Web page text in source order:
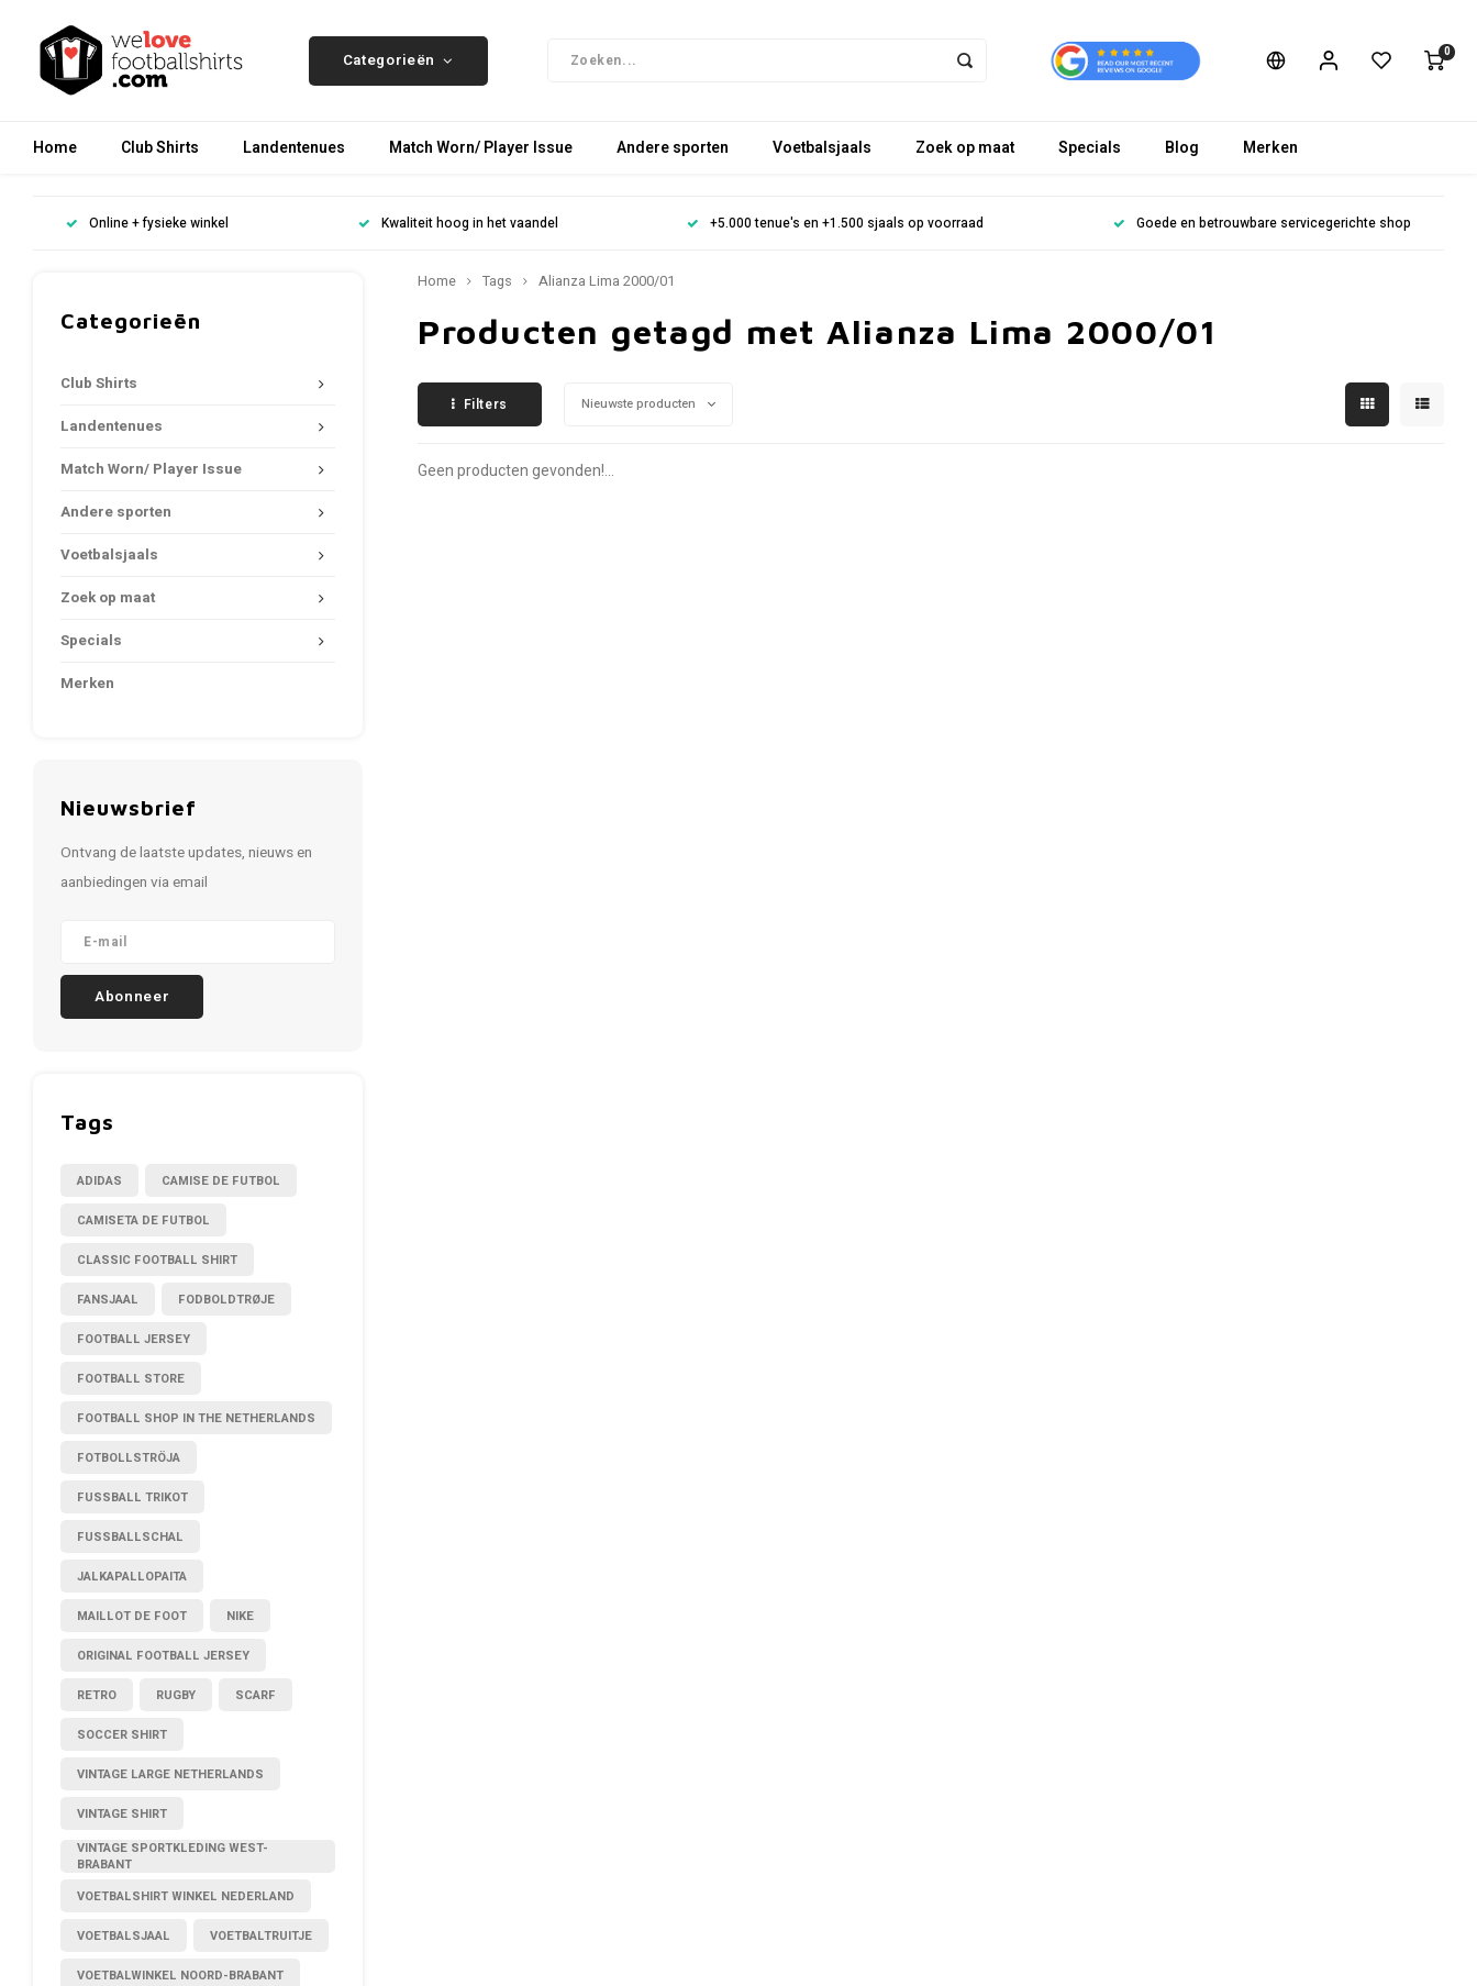
Categorieën 0
Home Club Shirts Landentenues Match Worn/ Player Issue Andere sporten Voetbalsjaals Zoek op maat Specials Blog Merken
Online + fysieke winkel Kwaliteit hoog in het vaandel +5.000 tenue's en +1.500 sjaals op voorraad Goede en betrouwbare servicegerichte shop
Categorieën
Club Shirts
Landentenues
Match Worn/ Player Issue
Andere sporten
Voetbalsjaals
Zoek op maat
Specials
Merken
Nieuwsbrief
Ontvang de laatste updates, nieuws en
aanbiedingen via email
Abonneer
Tags
ADIDAS CAMISE DE FUTBOL
CAMISETA DE FUTBOL
CLASSIC FOOTBALL SHIRT
FANSJAAL FODBOLDTRØJE
FOOTBALL JERSEY
FOOTBALL STORE
FOOTBALL SHOP IN THE NETHERLANDS
FOTBOLLSTRÖJA
FUSSBALL TRIKOT
FUSSBALLSCHAL
JALKAPALLOPAITA
MAILLOT DE FOOT NIKE
ORIGINAL FOOTBALL JERSEY
RETRO RUGBY SCARF
SOCCER SHIRT
VINTAGE LARGE NETHERLANDS
VINTAGE SHIRT
VINTAGE SPORTKLEDING WEST-
BRABANT
VOETBALSHIRT WINKEL NEDERLAND
VOETBALSJAAL VOETBALTRUITJE
VOETBALWINKEL NOORD-BRABANT
Home Tags Alianza Lima 2000/01
Producten getagd met Alianza Lima 2000/01
Filters Nieuwste producten
Geen producten gevonden!...